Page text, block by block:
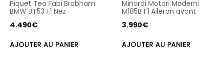
Piquet Teo Fabi Brabham
BMW BT53 F1 Nez
4.490€
AJOUTER AU PANIER
Minardi Motori Moderni
M185B F1 Aileron avant
3.990€
AJOUTER AU PANIER